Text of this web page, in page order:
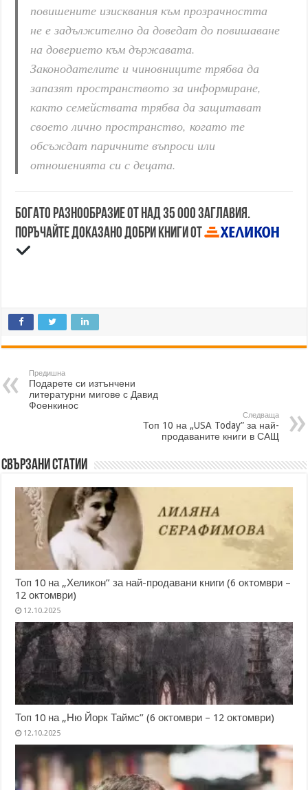
повишените изисквания към прозрачността
не е задължително да доведат до повишаване
на доверието към държавата.
Законодателите и чиновниците трябва да
запазят пространството за информиране,
както семействата трябва да защитават
своето лично пространство, когато те
обсъждат паричните въпроси или
отношенията си с децата.
Богато разнообразие от над 35 000 заглавия.
Поръчайте доказано добри книги от
Предишна
Подарете си изтънчени
литературни мигове с Давид
Фоенкинос
Следваща
Топ 10 на „USA Today” за най-
продаваните книги в САЩ
Свързани статии
Топ 10 на „Хеликон” за най-продавани книги (6 октомври –
12 октомври)
12.10.2025
Топ 10 на „Ню Йорк Таймс” (6 октомври – 12 октомври)
12.10.2025